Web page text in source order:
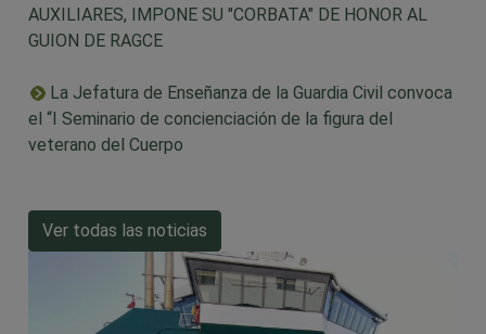
AUXILIARES, IMPONE SU "CORBATA" DE HONOR AL
GUION DE RAGCE
La Jefatura de Enseñanza de la Guardia Civil convoca
el “I Seminario de concienciación de la figura del
veterano del Cuerpo
Ver todas las noticias